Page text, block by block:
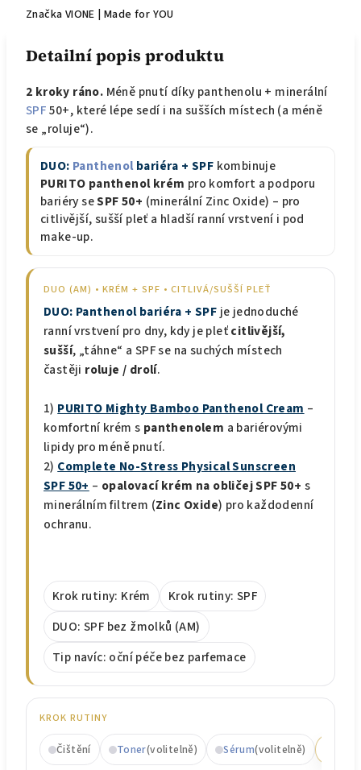
Značka VIONE | Made for YOU
Detailní popis produktu
2 kroky ráno. Méně pnutí díky panthenolu + minerální
SPF50+, které lépe sedí i na sušších místech (a méně
se „roluje“).
DUO: Panthenolbariéra + SPF kombinuje
PURITO panthenol krém pro komfort a podporu
bariéry seSPF 50+ (minerální Zinc Oxide) – pro
citlivější, sušší pleť a hladší ranní vrstvení i pod
make-up.
DUO (AM) • KRÉM + SPF • CITLIVÁ/SUŠŠÍ PLEŤ
DUO: Panthenol bariéra + SPF je jednoduché
ranní vrstvení pro dny, kdy je pleťcitlivější,
sušší, „táhne“ a SPF se na suchých místech
častěji roluje / drolí.
1) PURITO Mighty Bamboo Panthenol Cream –
komfortní krém s panthenolem a bariérovými
lipidy pro méně pnutí.
2) Complete No-Stress Physical Sunscreen
SPF 50+ – opalovací krém na obličej SPF 50+ s
minerálním filtrem (Zinc Oxide) pro každodenní
ochranu.
Krok rutiny: Krém
Krok rutiny: SPF
DUO: SPF bez žmolků (AM)
Tip navíc: oční péče bez parfemace
KROK RUTINY
Čištění Toner(volitelně) Sérum(volitelně)